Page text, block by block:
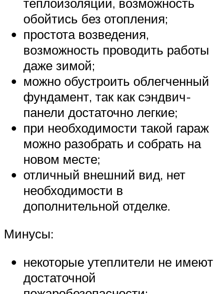
обойтись без отопления;
простота возведения,
возможность проводить работы
даже зимой;
можно обустроить облегченный
фундамент, так как сэндвич-
панели достаточно легкие;
при необходимости такой гараж
можно разобрать и собрать на
новом месте;
отличный внешний вид, нет
необходимости в
дополнительной отделке.
Минусы:
некоторые утеплители не имеют
достаточной